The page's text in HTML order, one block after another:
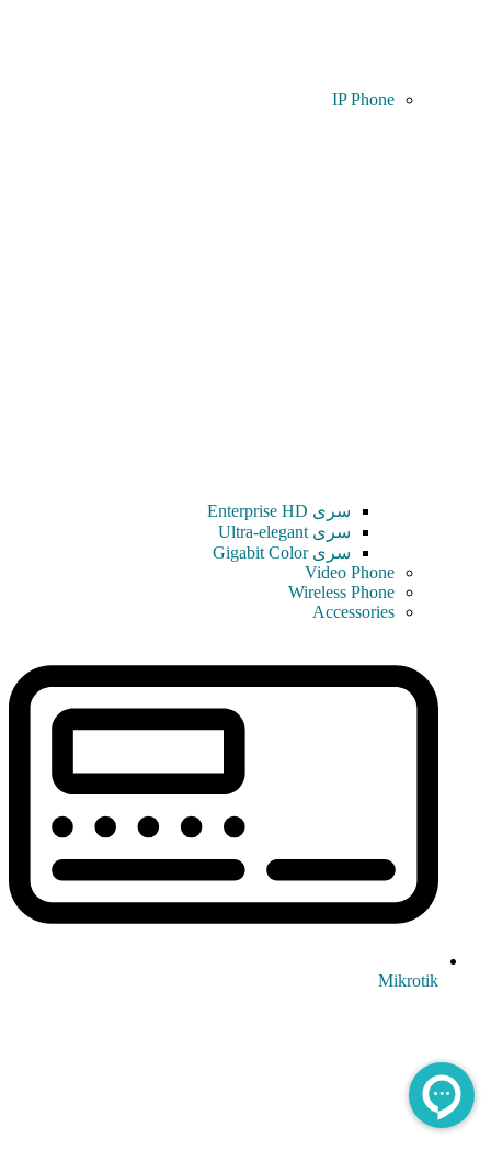
IP Phone
سری Enterprise HD
سری Ultra-elegant
سری Gigabit Color
Video Phone
Wireless Phone
Accessories
Mikrotik